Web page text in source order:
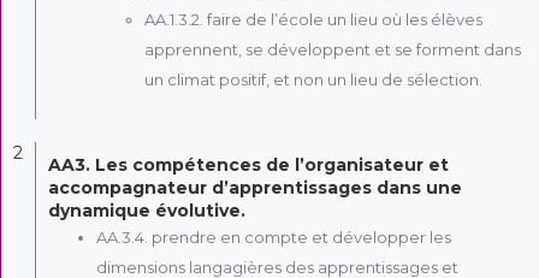
AA.1.3.2. faire de l’école un lieu où les élèves
apprennent, se développent et se forment dans
un climat positif, et non un lieu de sélection.
2
AA3. Les compétences de l’organisateur et
accompagnateur d’apprentissages dans une
dynamique évolutive.
AA.3.4. prendre en compte et développer les
dimensions langagières des apprentissages et